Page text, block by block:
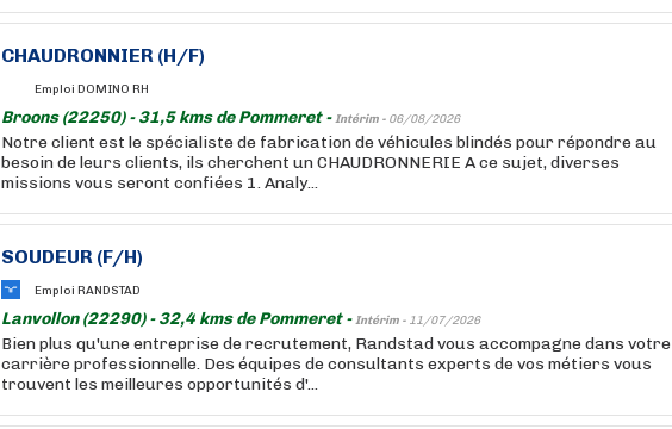
CHAUDRONNIER (H/F)
Emploi DOMINO RH
Broons (22250) - 31,5 kms de Pommeret -Intérim - 06/08/2026
Notre client est le spécialiste de fabrication de véhicules blindés pour répondre au
besoin de leurs clients, ils cherchent un CHAUDRONNERIE A ce sujet, diverses
missions vous seront confiées 1. Analy...
SOUDEUR (F/H)
Emploi RANDSTAD
Lanvollon (22290) - 32,4 kms de Pommeret -Intérim - 11/07/2026
Bien plus qu'une entreprise de recrutement, Randstad vous accompagne dans votre
carrière professionnelle. Des équipes de consultants experts de vos métiers vous
trouvent les meilleures opportunités d'...